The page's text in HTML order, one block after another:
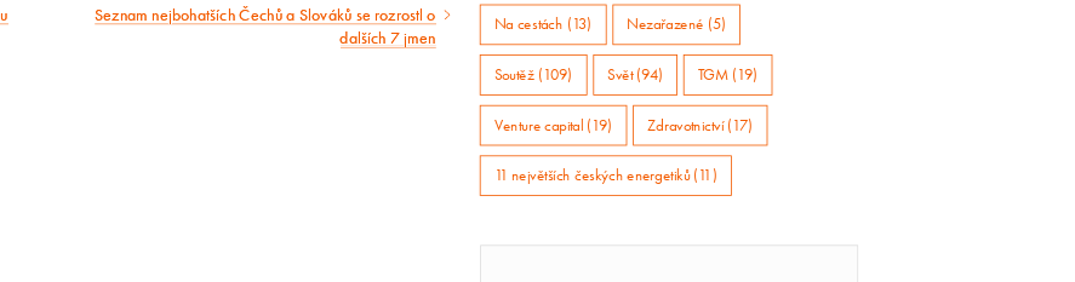
Následující
Seznam nejbohatších Čechů a Slováků se rozrostl o
dalších 7 jmen
Na cestách (13) Nezařazené (5)
Soutěž (109) Svět (94) TGM (19)
Venture capital (19) Zdravotnictví (17)
11 největších českých energetiků (11)